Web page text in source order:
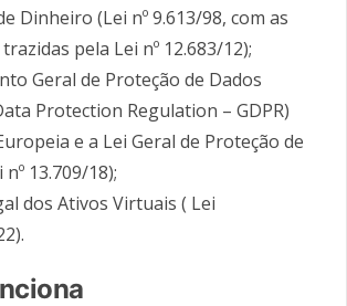
Dinheiro (Lei nº 9.613/98, com as
pela Lei nº 12.683/12);
Geral de Proteção de Dados
Protection Regulation – GDPR)
e a Lei Geral de Proteção de
13.709/18);
dos Ativos Virtuais ( Lei